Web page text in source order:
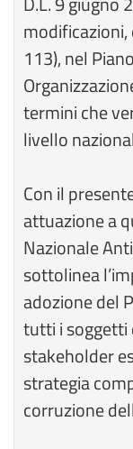
modificazioni,
113), nel
termini che
livello
Con il
attuazione a
Nazionale
sottolinea
adozione del
tutti i soggetti
stakeholder
strategia
corruzione